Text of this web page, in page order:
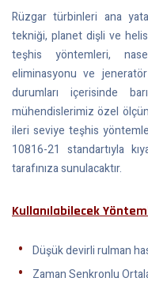
Rüzgar türbinleri ana
tekniği, planet dişli ve
teşhis yöntemleri,
eliminasyonu ve
durumları içerisinde
mühendislerimiz özel
ileri seviye teşhis
10816-21 standartıyla
tarafınıza sunulacaktır.
Kullanılabilecek
Düşük devirli rulman
Zaman Senkronlu